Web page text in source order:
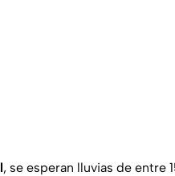
, se esperan lluvias de entre